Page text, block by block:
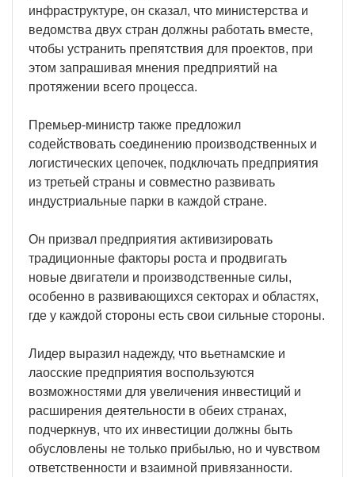
инфраструктуре, он сказал, что министерства и
ведомства двух стран должны работать вместе,
чтобы устранить препятствия для проектов, при
этом запрашивая мнения предприятий на
протяжении всего процесса.
Премьер-министр также предложил
содействовать соединению производственных и
логистических цепочек, подключать предприятия
из третьей страны и совместно развивать
индустриальные парки в каждой стране.
Он призвал предприятия активизировать
традиционные факторы роста и продвигать
новые двигатели и производственные силы,
особенно в развивающихся секторах и областях,
где у каждой стороны есть свои сильные стороны.
Лидер выразил надежду, что вьетнамские и
лаосские предприятия воспользуются
возможностями для увеличения инвестиций и
расширения деятельности в обеих странах,
подчеркнув, что их инвестиции должны быть
обусловлены не только прибылью, но и чувством
ответственности и взаимной привязанности.